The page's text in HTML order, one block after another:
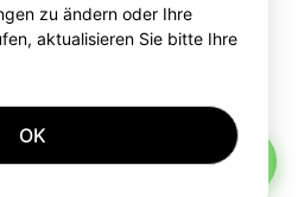
zu ändern oder Ihre
aktualisieren Sie bitte Ihre
OK
AI